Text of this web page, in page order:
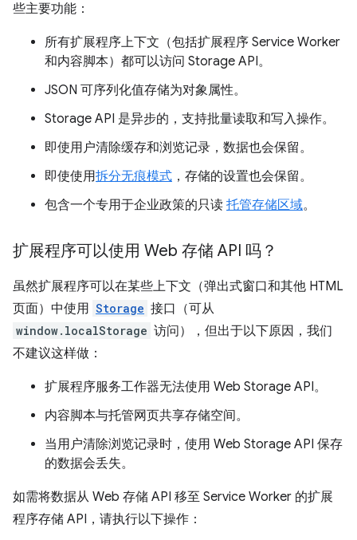
些主要功能：
所有扩展程序上下文（包括扩展程序 Service Worker
和内容脚本）都可以访问 Storage API。
JSON 可序列化值存储为对象属性。
Storage API 是异步的，支持批量读取和写入操作。
即使用户清除缓存和浏览记录，数据也会保留。
即使使用拆分无痕模式 ，存储的设置也会保留。
包含一个专用于企业政策的只读 托管存储区域。
扩展程序可以使用 Web 存储 API 吗？
虽然扩展程序可以在某些上下文（弹出式窗口和其他 HTML
页面）中使用 Storage 接口（可从
window.localStorage 访问），但出于以下原因，我们
不建议这样做：
扩展程序服务工作器无法使用 Web Storage API。
内容脚本与托管网页共享存储空间。
当用户清除浏览记录时，使用 Web Storage API 保存
的数据会丢失。
如需将数据从 Web 存储 API 移至 Service Worker 的扩展
程序存储 API，请执行以下操作：